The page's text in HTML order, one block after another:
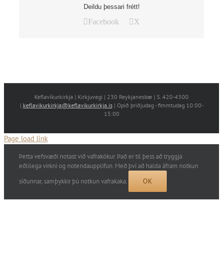
Deildu þessari frétt!
Facebook X
Keflavíkurkirkja | Kirkjuvegi | 230 Reykjanesbæ | S. 420-4300
| keflavikurkirkja@keflavikurkirkja.is| Opið þriðjudag - fimmtudag 10:00-
15:00
Page load link
Þetta vefsvæði notast við vafrakökur. Það er til þess að tryggja
eðlilega virkni og notendaupplifun. Með því að halda áfram notkun
síðunnar, samþykkir þú notkun vafrakaka.
OK